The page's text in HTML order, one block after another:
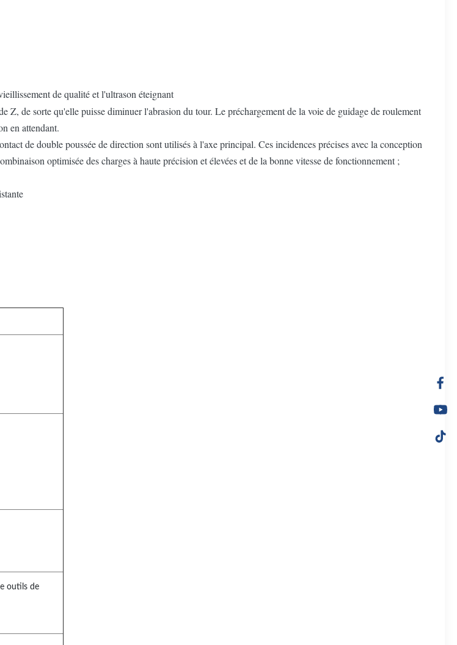
de qualité et l'ultrason éteignant
Z, de sorte qu'elle puisse diminuer l'abrasion du tour. Le préchargement de la voie de guidage de roulement
en attendant.
de double poussée de direction sont utilisés à l'axe principal. Ces incidences précises avec la conception
optimisée des charges à haute précision et élevées et de la bonne vitesse de fonctionnement ;
outils de